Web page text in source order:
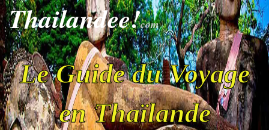
Thailandee!com
Le Guide du Voyage
en Thaïlande